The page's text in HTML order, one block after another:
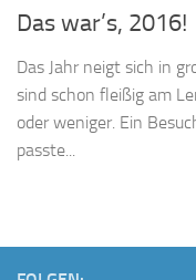
Das war’s, 2016!
Das Jahr neigt sich in
sind schon fleißig am
oder weniger. Ein
passte...